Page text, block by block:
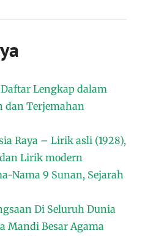
Lengkap dalam
dan Terjemahan
Raya – Lirik asli (1928),
Lirik modern
Nama 9 Sunan, Sejarah
Di Seluruh Dunia
Mandi Besar Agama